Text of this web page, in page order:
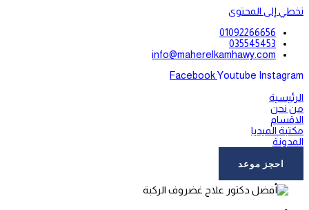
تخطي إلى المحتوى
01092266656
035545453
info@maherelkamhawy.com
FacebookYoutube Instagram
الرئيسية
من نحن
الاقسام
مكتبة الميديا
المدونة
احجز موعد